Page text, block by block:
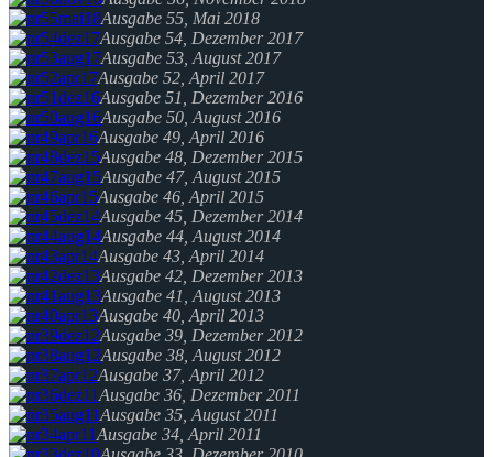
Ausgabe 55, Mai 2018
Ausgabe 54, Dezember 2017
Ausgabe 53, August 2017
Ausgabe 52, April 2017
Ausgabe 51, Dezember 2016
Ausgabe 50, August 2016
Ausgabe 49, April 2016
Ausgabe 48, Dezember 2015
Ausgabe 47, August 2015
Ausgabe 46, April 2015
Ausgabe 45, Dezember 2014
Ausgabe 44, August 2014
Ausgabe 43, April 2014
Ausgabe 42, Dezember 2013
Ausgabe 41, August 2013
Ausgabe 40, April 2013
Ausgabe 39, Dezember 2012
Ausgabe 38, August 2012
Ausgabe 37, April 2012
Ausgabe 36, Dezember 2011
Ausgabe 35, August 2011
Ausgabe 34, April 2011